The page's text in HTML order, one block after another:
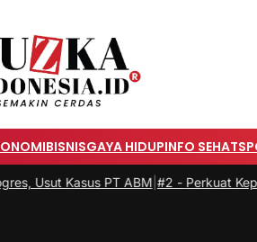
BISNISGAYA HIDUPINFO SEHAT
PT ABM|#2 -Perkuat Kepemimpinan